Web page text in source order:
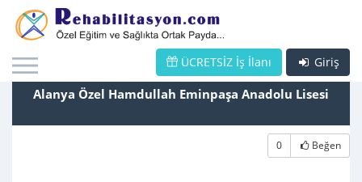
Giriş
ÜCRETSİZ İş İlanı
Alanya Özel Hamdullah Eminpaşa Anadolu Lisesi
0 Beğen